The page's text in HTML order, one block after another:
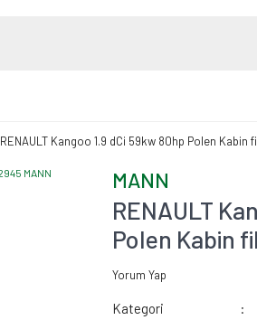
RENAULT Kangoo 1.9 dCi 59kw 80hp Polen Kabin
MANN
RENAULT
Polen Kabin
Yorum Yap
Kategori